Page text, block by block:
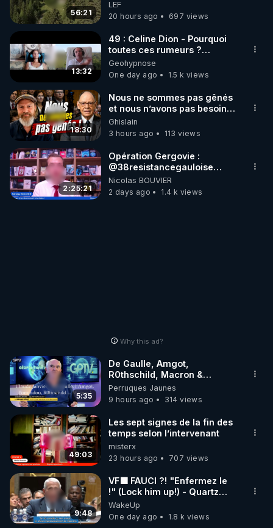
56:21
survivre à la fin du monde
LEF
20 hours ago
697 views
13:32
49 : Celine Dion - Pourquoi
toutes ces rumeurs ?
Enquête sous hypnose
Geohypnose
One day ago
1.5 k views
18:30
Nous ne sommes pas gênés
et nous n’avons pas besoin
de nous excuser ! #jw
#jehovah #collegecentral
Ghislain
3 hours ago
113 views
2:25:21
Opération Gergovie :
‪@38resistancegauloise‬
‪@MarionSigautOfficiel‬
‪@gladysriifard5710‬ Laëtitia
Nicolas BOUVIER
2 days ago
1.4 k views
Why this ad?
5:35
De Gaulle, Amgot,
R0thschild, Macron &
Pompidou… Macron Claude
Janvier, GPTV, 18 X 2024
Perruques Jaunes
9 hours ago
314 views
49:03
Les sept signes de la fin des
temps selon l’intervenant
misterx
23 hours ago
707 views
9:48
VF🟩 FAUCI ?! "Enfermez le
!" (Lock him up!) - Quartz
Traduction
WakeUp
One day ago
1.8 k views